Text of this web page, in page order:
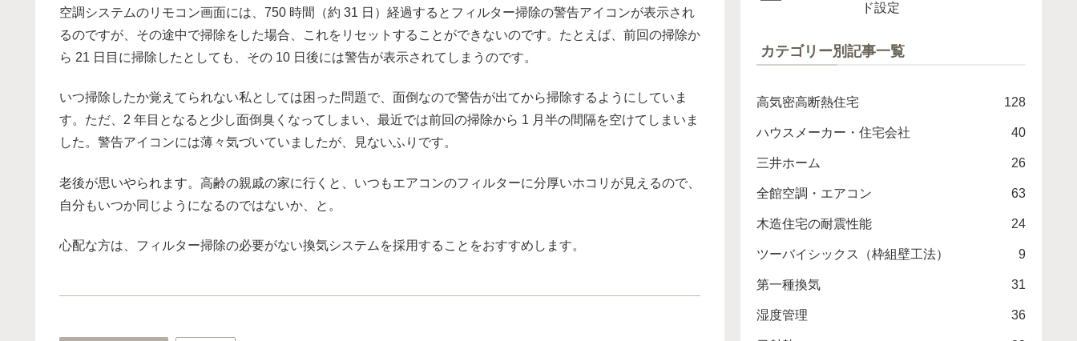
空調システムのリモコン画面には、750 時間（約 31 日）経過するとフィルター掃除の警告アイコンが表示され
るのですが、その途中で掃除をした場合、これをリセットすることができないのです。たとえば、前回の掃除か
ら 21 日目に掃除したとしても、その 10 日後には警告が表示されてしまうのです。
いつ掃除したか覚えてられない私としては困った問題で、面倒なので警告が出てから掃除するようにしていま
す。ただ、2 年目となると少し面倒臭くなってしまい、最近では前回の掃除から 1 月半の間隔を空けてしまいま
した。警告アイコンには薄々気づいていましたが、見ないふりです。
老後が思いやられます。高齢の親戚の家に行くと、いつもエアコンのフィルターに分厚いホコリが見えるので、
自分もいつか同じようになるのではないか、と。
心配な方は、フィルター掃除の必要がない換気システムを採用することをおすすめします。
ド設定
カテゴリー別記事一覧
高気密高断熱住宅 128
ハウスメーカー・住宅会社 40
三井ホーム 26
全館空調・エアコン 63
木造住宅の耐震性能 24
ツーバイシックス（枠組壁工法） 9
第一種換気 31
湿度管理 36